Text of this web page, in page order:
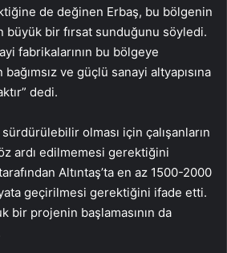
de değinen Erbaş, bu bölgenin
bir fırsat sunduğunu söyledi.
fabrikalarının bu bölgeye
ve güçlü sanayi altyapısına
dedi.
olması için çalışanların
ardı edilmemesi gerektiğini
Altıntaş’ta en az 1500-2000
geçirilmesi gerektiğini ifade etti.
bir projenin başlamasının da